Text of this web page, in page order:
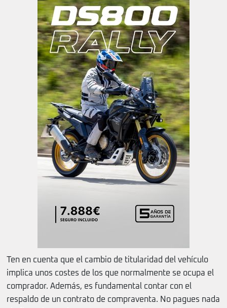
Ten en cuenta que el cambio de titularidad del vehículo
implica unos costes de los que normalmente se ocupa el
comprador. Además, es fundamental contar con el
respaldo de un contrato de compraventa. No pagues nada